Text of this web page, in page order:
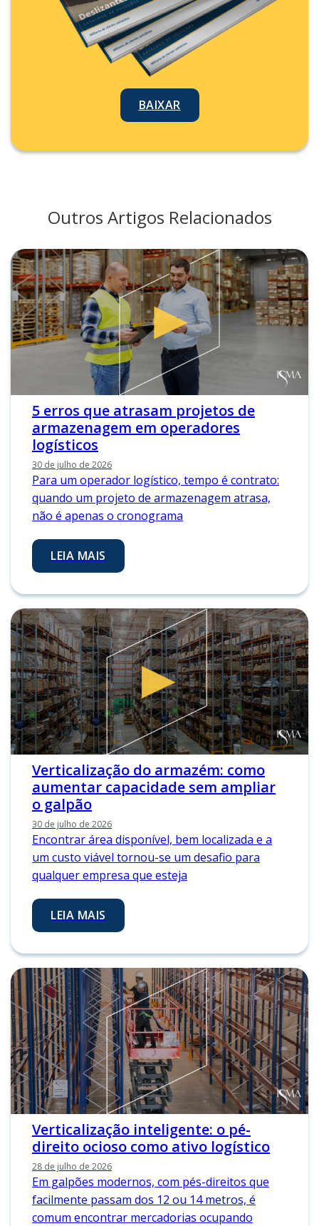
BAIXAR
Outros Artigos Relacionados
5 erros que atrasam projetos de
armazenagem em operadores
logísticos
30 de julho de 2026
Para um operador logístico, tempo é contrato:
quando um projeto de armazenagem atrasa,
não é apenas o cronograma
LEIA MAIS
Verticalização do armazém: como
aumentar capacidade sem ampliar
o galpão
30 de julho de 2026
Encontrar área disponível, bem localizada e a
um custo viável tornou-se um desafio para
qualquer empresa que esteja
LEIA MAIS
Verticalização inteligente: o pé-
direito ocioso como ativo logístico
28 de julho de 2026
Em galpões modernos, com pés-direitos que
facilmente passam dos 12 ou 14 metros, é
comum encontrar mercadorias ocupando